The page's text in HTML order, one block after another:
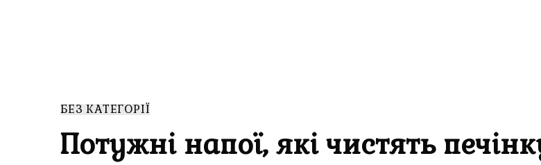
БЕЗ КАТЕГОРІЇ
Потужні напої, які чистять